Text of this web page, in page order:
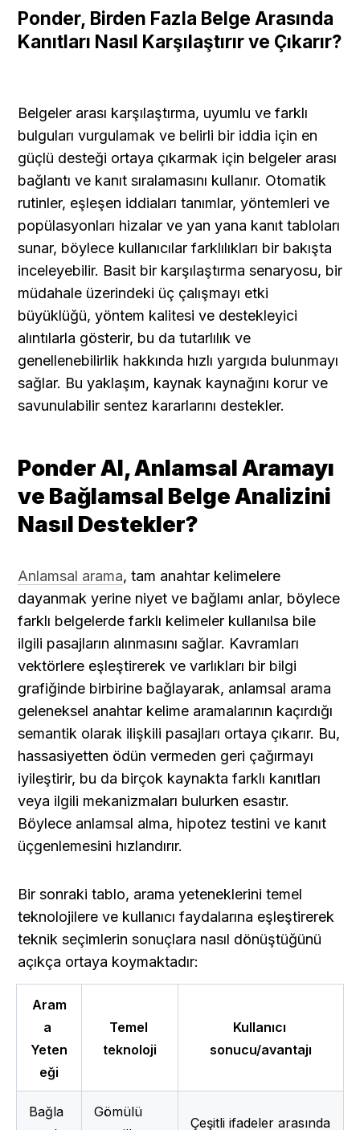
Ponder, Birden Fazla Belge Arasında
Kanıtları Nasıl Karşılaştırır ve Çıkarır?
Belgeler arası karşılaştırma, uyumlu ve farklı
bulguları vurgulamak ve belirli bir iddia için en
güçlü desteği ortaya çıkarmak için belgeler arası
bağlantı ve kanıt sıralamasını kullanır. Otomatik
rutinler, eşleşen iddiaları tanımlar, yöntemleri ve
popülasyonları hizalar ve yan yana kanıt tabloları
sunar, böylece kullanıcılar farklılıkları bir bakışta
inceleyebilir. Basit bir karşılaştırma senaryosu, bir
müdahale üzerindeki üç çalışmayı etki
büyüklüğü, yöntem kalitesi ve destekleyici
alıntılarla gösterir, bu da tutarlılık ve
genellenebilirlik hakkında hızlı yargıda bulunmayı
sağlar. Bu yaklaşım, kaynak kaynağını korur ve
savunulabilir sentez kararlarını destekler.
Ponder AI, Anlamsal Aramayı
ve Bağlamsal Belge Analizini
Nasıl Destekler?
Anlamsal arama, tam anahtar kelimelere
dayanmak yerine niyet ve bağlamı anlar, böylece
farklı belgelerde farklı kelimeler kullanılsa bile
ilgili pasajların alınmasını sağlar. Kavramları
vektörlere eşleştirerek ve varlıkları bir bilgi
grafiğinde birbirine bağlayarak, anlamsal arama
geleneksel anahtar kelime aramalarının kaçırdığı
semantik olarak ilişkili pasajları ortaya çıkarır. Bu,
hassasiyetten ödün vermeden geri çağırmayı
iyileştirir, bu da birçok kaynakta farklı kanıtları
veya ilgili mekanizmaları bulurken esastır.
Böylece anlamsal alma, hipotez testini ve kanıt
üçgenlemesini hızlandırır.
Bir sonraki tablo, arama yeteneklerini temel
teknolojilere ve kullanıcı faydalarına eşleştirerek
teknik seçimlerin sonuçlara nasıl dönüştüğünü
açıkça ortaya koymaktadır:
Aram
a
Yeten
eği
Temel
teknoloji
Kullanıcı
sonucu/avantajı
Bağla
Gömülü
Çeşitli ifadeler arasında